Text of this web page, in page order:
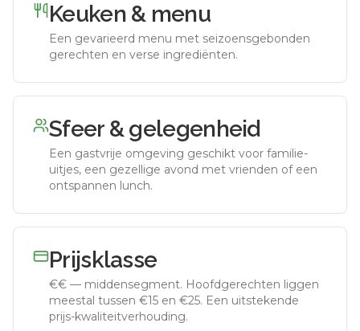
Keuken & menu
Een gevarieerd menu met seizoensgebonden
gerechten en verse ingrediënten.
Sfeer & gelegenheid
Een gastvrije omgeving geschikt voor familie-
uitjes, een gezellige avond met vrienden of een
ontspannen lunch.
Prijsklasse
€€ — middensegment. Hoofdgerechten liggen
meestal tussen €15 en €25. Een uitstekende
prijs-kwaliteitverhouding.